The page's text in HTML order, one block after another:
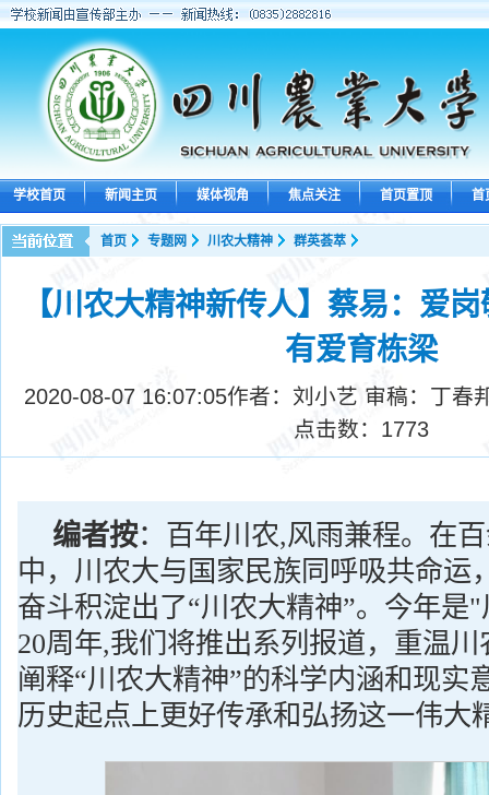
学校首页 新闻主页 媒体视角 焦点关注 首页置顶 首
首页 专题网 川农大精神 群英荟萃
【川农大精神新传人】蔡易：爱
有爱育栋梁
2020-08-07 16:07:05作者：刘小艺 审稿：丁春
点击数： 1773
编者按：
百年川农,风雨兼程。在
中，川农大与国家民族同呼吸共命运
奋斗积淀出了“川农大精神”。今年是
20周年,我们将推出系列报道，重温
阐释“川农大精神”的科学内涵和现实
历史起点上更好传承和弘扬这一伟大